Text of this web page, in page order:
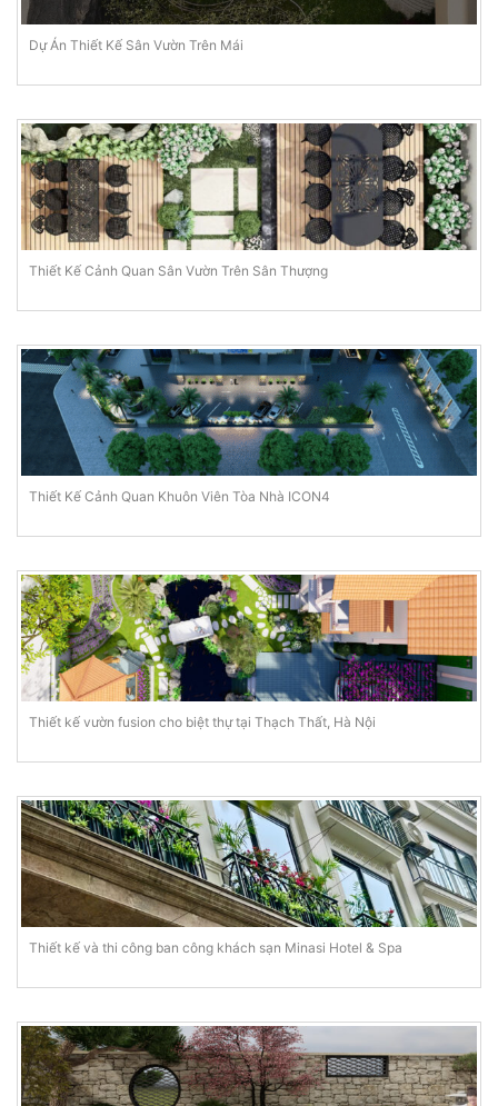
Dự Án Thiết Kế Sân Vườn Trên Mái
Thiết Kế Cảnh Quan Sân Vườn Trên Sân Thượng
Thiết Kế Cảnh Quan Khuôn Viên Tòa Nhà ICON4
Thiết kế vườn fusion cho biệt thự tại Thạch Thất, Hà Nội
Thiết kế và thi công ban công khách sạn Minasi Hotel & Spa